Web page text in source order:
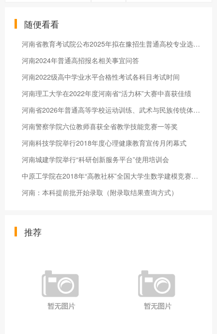
随便看看
河南省教育考试院公布2025年拟在豫招生普通高校专业选考科目要求
河南2024年普通高招报名相关事宜问答
河南2022级高中学业水平合格性考试各科目考试时间
河南理工大学在2022年度河南省“活力杯”大赛中喜获佳绩
河南省2026年普通高等学校运动训练、武术与民族传统体育专业招生文化考试有关事宜提醒
河南警察学院六位教师喜获全省教学技能竞赛一等奖
河南科技学院举行2018年度心理健康教育宣传月闭幕式
河南城建学院举行“科研创新服务平台”使用培训会
中原工学院在2018年“高教社杯”全国大学生数学建模竞赛中取得优
河南：本科提前批开始录取（附录取结果查询方式）
推荐